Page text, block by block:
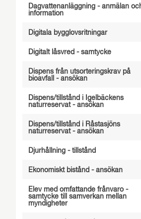
Dagvattenanläggning - anmälan
information
Digitala bygglovsritningar
Digitalt låsvred - samtycke
Dispens från utsorteringskrav på
bioavfall - ansökan
Dispens/tillstånd i Igelbäckens
naturreservat - ansökan
Dispens/tillstånd i Råstasjöns
naturreservat - ansökan
Djurhållning - tillstånd
Ekonomiskt bistånd - ansökan
Elev med omfattande frånvaro -
samtycke till samverkan mellan
myndigheter